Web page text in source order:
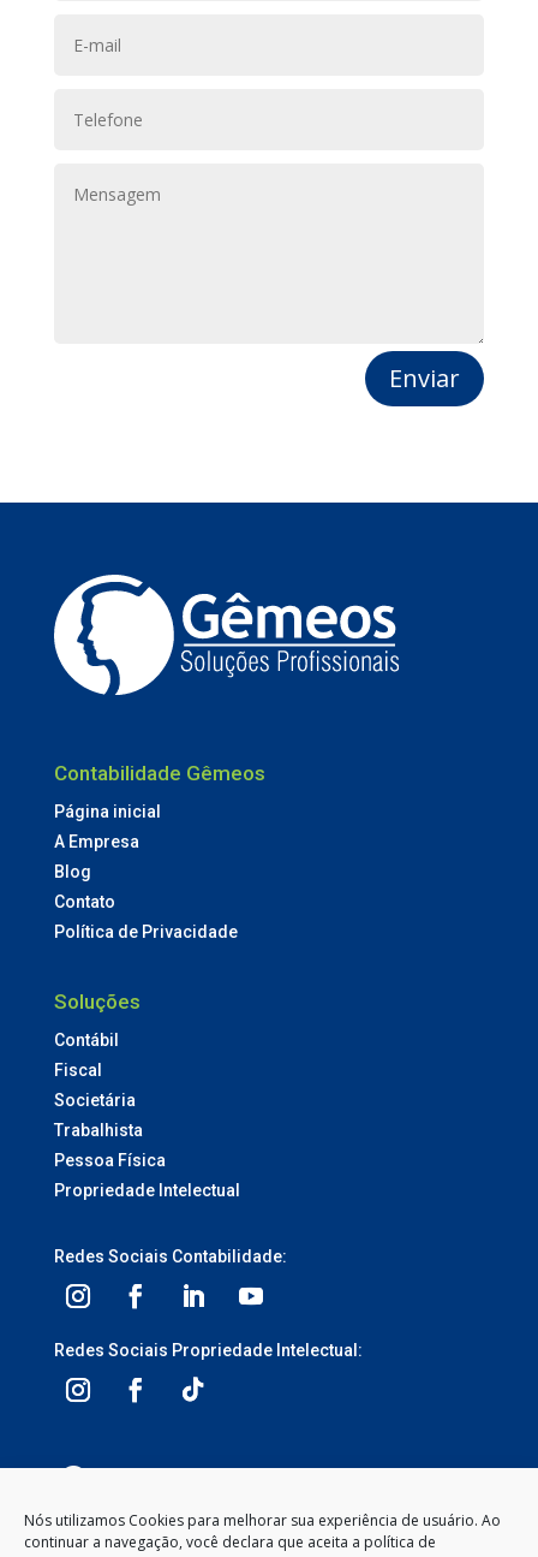
Nós utilizamos Cookies para melhorar sua experiência de usuário. Ao
continuar a navegação, você declara que aceita a política de
Enviar
Contabilidade Gêmeos
Página inicial
A Empresa
Blog
Contato
Política de Privacidade
Soluções
Contábil
Fiscal
Societária
Trabalhista
Pessoa Física
Propriedade Intelectual
Redes Sociais Contabilidade:
Redes Sociais Propriedade Intelectual:
Segunda à Sexta-feira